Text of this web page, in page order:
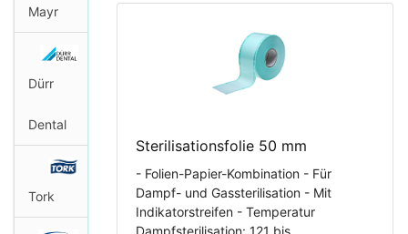
Mayr
Dürr
Dental
Tork
Sterilisationsfolie 50 mm
- Folien-Papier-Kombination - Für
Dampf- und Gassterilisation - Mit
Indikatorstreifen - Temperatur
Dampfsterilisation: 121 bis ...